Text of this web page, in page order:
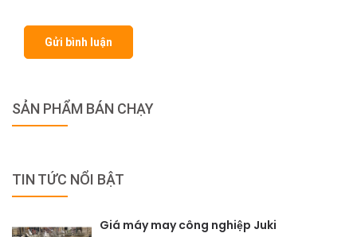
SẢN PHẨM BÁN CHẠY
TIN TỨC NỔI BẬT
Giá máy may công nghiệp Juki
Gửi bình luận